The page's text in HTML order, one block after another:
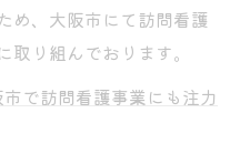
め、大阪市にて訪問看護
り組んでおります。
で訪問看護事業にも注力